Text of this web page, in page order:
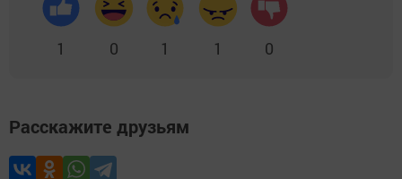
1 0 1 1 0
Расскажите друзьям